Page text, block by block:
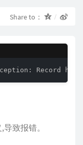
Share to：
Record
致报错。